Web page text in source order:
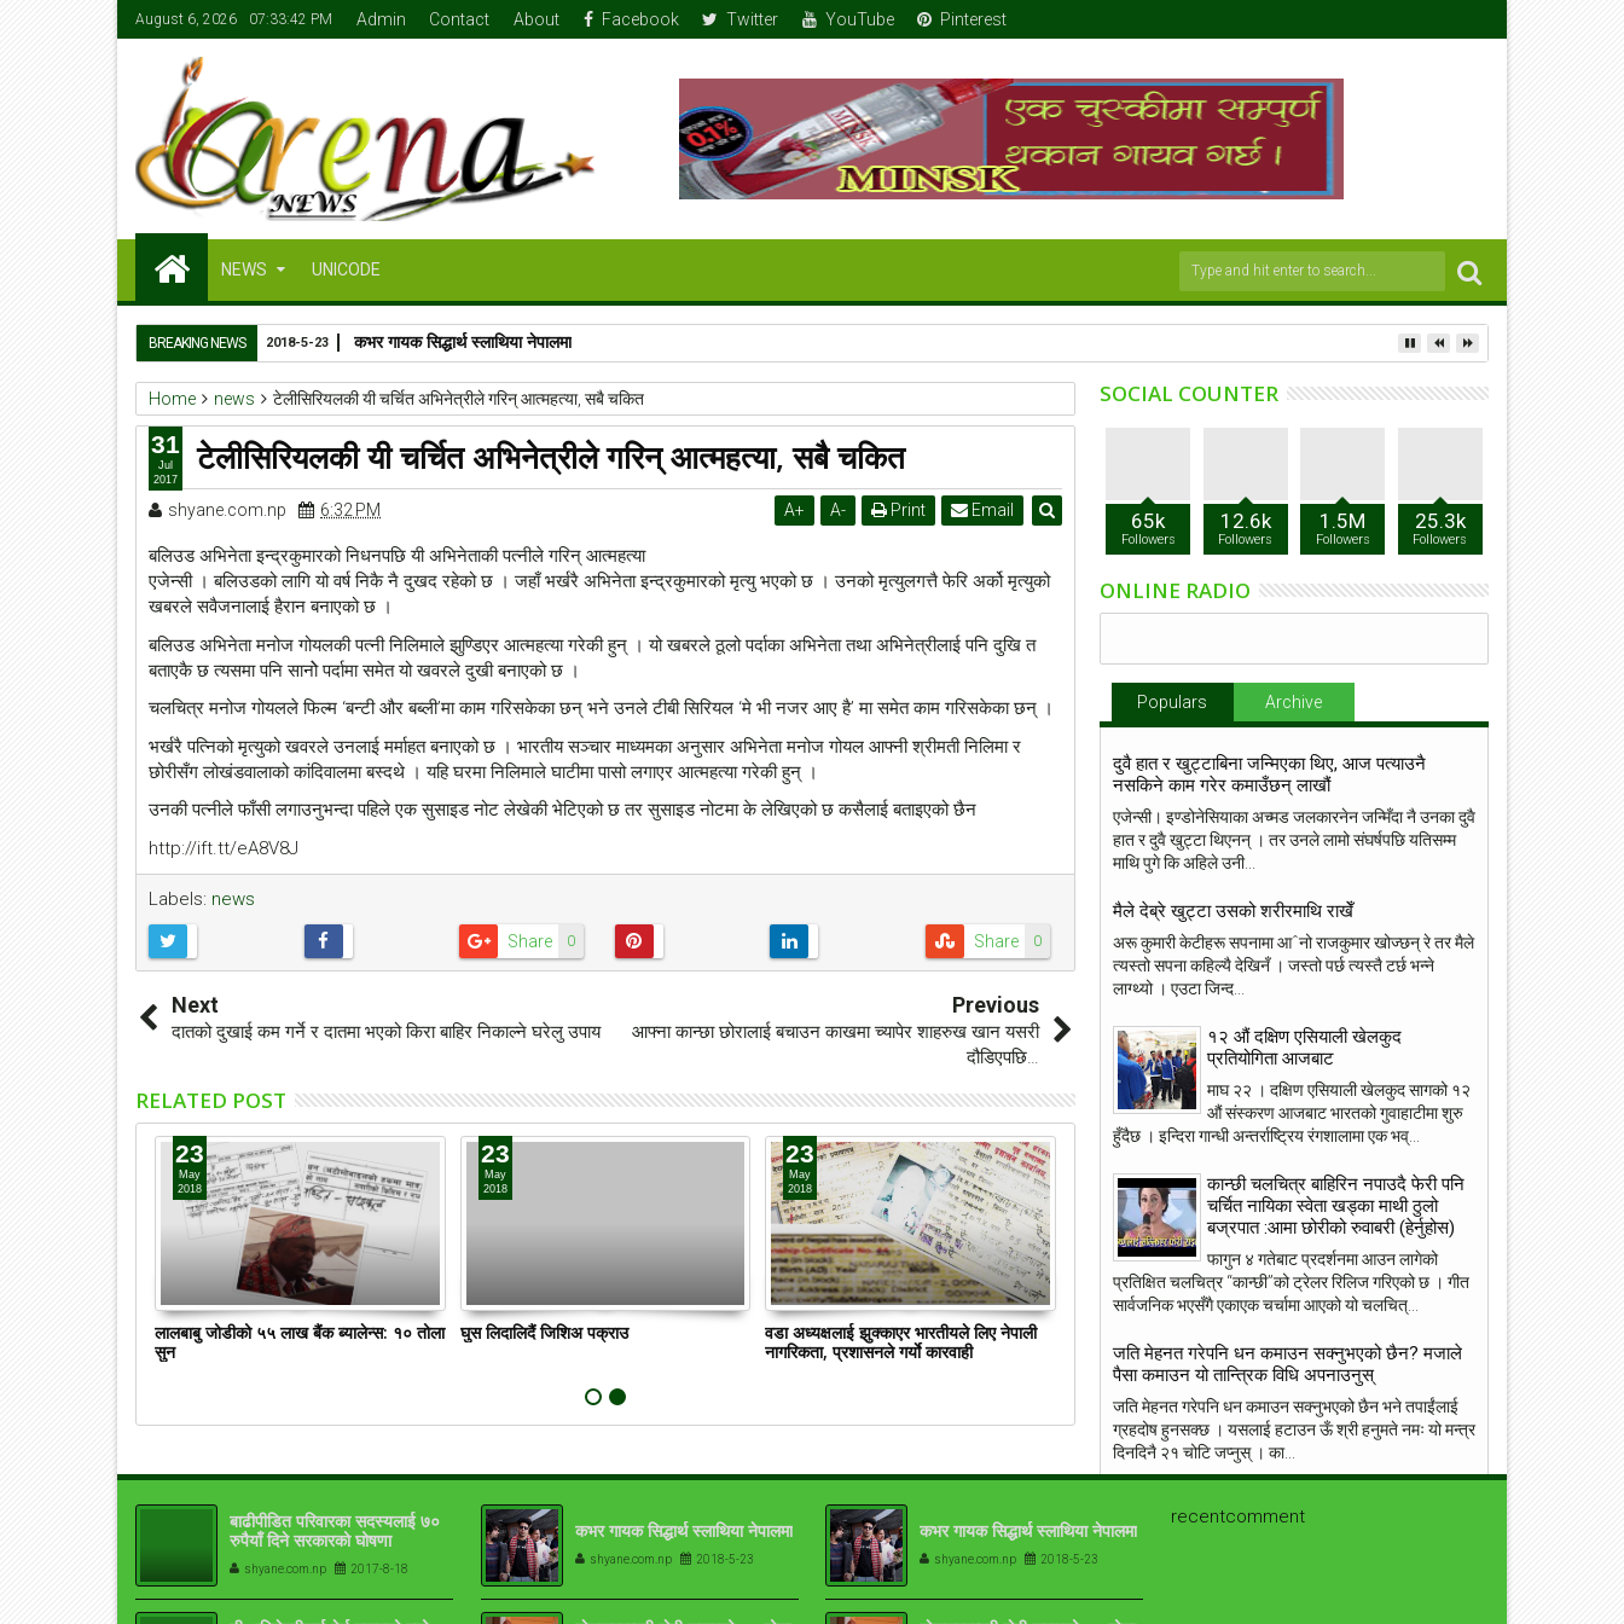
August 6, 2026 07:33:43 PM Admin Contact About Facebook Twitter YouTube Pinterest
NEWS UNICODE
BREAKING NEWS कभर गायक सिद्धार्थ स्लाथिया नेपालमा
2018-5-23
Home news टेलीसिरियलकी यी चर्चित अभिनेत्रीले गरिन् आत्महत्या, सबै चकित
टेलीसिरियलकी यी चर्चित अभिनेत्रीले गरिन् आत्महत्या, सबै चकित
shyane.com.np 6:32 PM A+ A- Print Email
बलिउड अभिनेता इन्द्रकुमारको निधनपछि यी अभिनेताकी पत्नीले गरिन् आत्महत्या
एजेन्सी । बलिउडको लागि यो वर्ष निकै नै दुखद रहेको छ । जहाँ भर्खरै अभिनेता इन्द्रकुमारको मृत्यु भएको छ । उनको मृत्युलगत्तै फेरि अर्को मृत्युको
खबरले सवैजनालाई हैरान बनाएको छ ।
बलिउड अभिनेता मनोज गोयलकी पत्नी निलिमाले झुण्डिएर आत्महत्या गरेकी हुन् । यो खबरले ठूलो पर्दाका अभिनेता तथा अभिनेत्रीलाई पनि दुखि त
बताएकै छ त्यसमा पनि सानोे पर्दामा समेत यो खवरले दुखी बनाएको छ ।
चलचित्र मनोज गोयलले फिल्म ‘बन्टी और बब्ली’मा काम गरिसकेका छन् भने उनले टीबी सिरियल ‘मे भी नजर आए है’ मा समेत काम गरिसकेका छन् ।
भर्खरै पत्निको मृत्युको खवरले उनलाई मर्माहत बनाएको छ । भारतीय सञ्चार माध्यमका अनुसार अभिनेता मनोज गोयल आफ्नी श्रीमती निलिमा र
छोरीसँग लोखंडवालाको कांदिवालमा बस्दथे । यहि घरमा निलिमाले घाटीमा पासो लगाएर आत्महत्या गरेकी हुन् ।
उनकी पत्नीले फाँसी लगाउनुभन्दा पहिले एक सुसाइड नोट लेखेकी भेटिएको छ तर सुसाइड नोटमा के लेखिएको छ कसैलाई बताइएको छैन
http://ift.tt/eA8V8J
Labels: news
0
Share 0
Share
31
Jul
2017
Next
दातको दुखाई कम गर्ने र दातमा भएको किरा बाहिर निकाल्ने घरेलु उपाय
Previous
आफ्ना कान्छा छोरालाई बचाउन काखमा च्यापेर शाहरुख खान यसरी
दौडिएपछि…
RELATED POST
23
May
2018
लालबाबु जोडीको ५५ लाख बैंक ब्यालेन्स: १० तोला
सुन
23
May
2018
घुस लिदालिदैं जिशिअ पक्राउ
23
May
2018
वडा अध्यक्षलाई झुक्काएर भारतीयले लिए नेपाली
नागरिकता, प्रशासनले गर्याे कारवाही
23
May
22
May
2018
पटक फाइनलमा, फाप डु प्लेसिसको
SOCIAL COUNTER
65k
Followers
12.6k
Followers
1.5M
Followers
25.3k
Followers
ONLINE RADIO
Populars Archive
दुवै हात र खुट्टाबिना जन्मिएका थिए, आज पत्याउनै
नसकिने काम गरेर कमाउँछन् लाखौं
एजेन्सी। इण्डोनेसियाका अच्मड जलकारनेन जन्मिँदा नै उनका दुवै
हात र दुवै खुट्टा थिएनन् । तर उनले लामो संघर्षपछि यतिसम्म
माथि पुगे कि अहिले उनी...
मैले देब्रे खुट्टा उसको शरीरमाथि राखेँ
अरू कुमारी केटीहरू सपनामा आˆनो राजकुमार खोज्छन् रे तर मैले
त्यस्तो सपना कहिल्यै देखिनँ । जस्तो पर्छ त्यस्तै टर्छ भन्ने
लाग्थ्यो । एउटा जिन्द...
१२ औं दक्षिण एसियाली खेलकुद
प्रतियोगिता आजबाट
माघ २२ । दक्षिण एसियाली खेलकुद सागको १२
औं संस्करण आजबाट भारतको गुवाहाटीमा शुरु
हुँदैछ । इन्दिरा गान्धी अन्तर्राष्ट्रिय रंगशालामा एक भव्...
कान्छी चलचित्र बाहिरिन नपाउदै फेरी पनि
चर्चित नायिका स्वेता खड्का माथी ठुलो
बज्रपात :आमा छोरीको रुवाबरी (हेर्नुहोस)
फागुन ४ गतेबाट प्रदर्शनमा आउन लागेको
प्रतिक्षित चलचित्र “कान्छी”को ट्रेलर रिलिज गरिएको छ । गीत
सार्वजनिक भएसँगै एकाएक चर्चामा आएको यो चलचित्...
जति मेहनत गरेपनि धन कमाउन सक्नुभएको छैन? मजाले
पैसा कमाउन यो तान्त्रिक विधि अपनाउनुस्
जति मेहनत गरेपनि धन कमाउन सक्नुभएको छैन भने तपाईंलाई
ग्रहदोष हुनसक्छ । यसलाई हटाउन ऊँ श्री हनुमते नमः यो मन्त्र
दिनदिनै २१ चोटि जप्नुस् । का...
विश्वलाई ततायो ! [फोटोफिचर]
नसक्ने कपडा लगाउछन् ।...
बाढीपीडित परिवारका सदस्यलाई ७०
रुपैयाँ दिने सरकारको घोषणा
shyane.com.np 2017-8-18
कभर गायक सिद्धार्थ स्लाथिया नेपालमा
shyane.com.np 2018-5-23
कभर गायक सिद्धार्थ स्लाथिया नेपालमा
shyane.com.np 2018-5-23
recentcomment